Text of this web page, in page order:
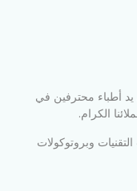
يد أطباء محترفين في
الكرام.
وبروتوكولات